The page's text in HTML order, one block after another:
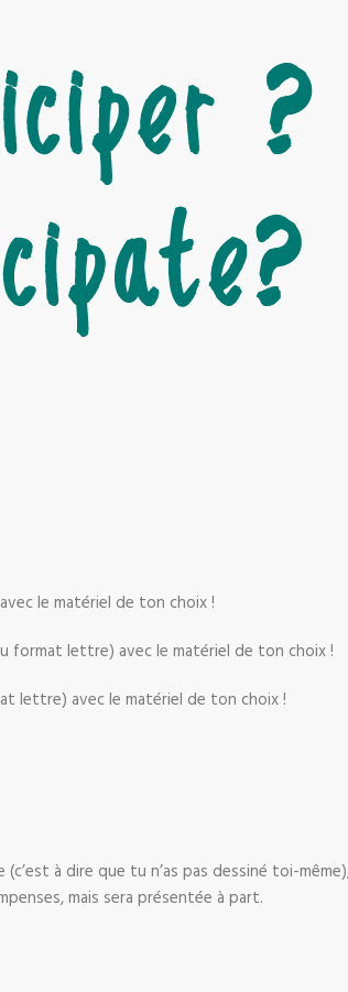
le matériel de ton choix !
format lettre) avec le matériel de ton choix !
lettre) avec le matériel de ton choix !
à dire que tu n’as pas dessiné toi-
mais sera présentée à part.